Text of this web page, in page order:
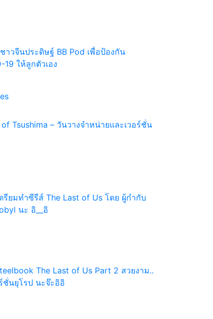
วจีนประดิษฐ์ BB Pod เพื่อป้องกัน
19 ให้ลูกตัวเอง
Tsushima – วันวางจำหน่ายและเวอร์ชั่น
ตรียมทำซีรีส์ The Last of Us โดย ผู้กำกับ
นะ อิ__อิ
The Last of Us Part 2 สวยงาม..
ชั่นยุโรป นะจ๊ะอิอิ